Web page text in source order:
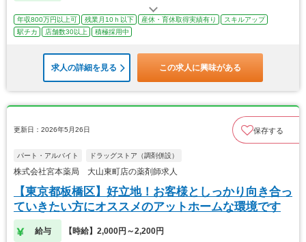
年収800万円以上可 残業月10ｈ以下 産休・育休取得実績有り
スキルアップ
駅チカ
店舗数30以上 積極採用中
求人の詳細を見る この求人に興味がある
更新日：2026年5月26日 保存する
パート・アルバイト ドラッグストア（調剤併設）
株式会社宮本薬局 大山東町店の薬剤師求人
【東京都板橋区】好立地！お客様としっかり向き合っ
ていきたい方にオススメのアットホームな環境です
給与 【時給】2,000円～2,200円